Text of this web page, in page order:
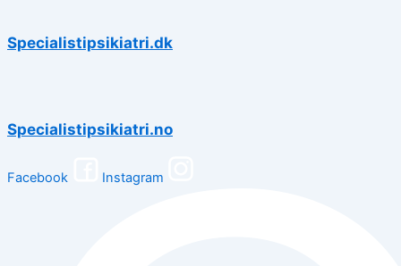
Specialistipsikiatri.dk
Specialistipsikiatri.no
Facebook Instagram